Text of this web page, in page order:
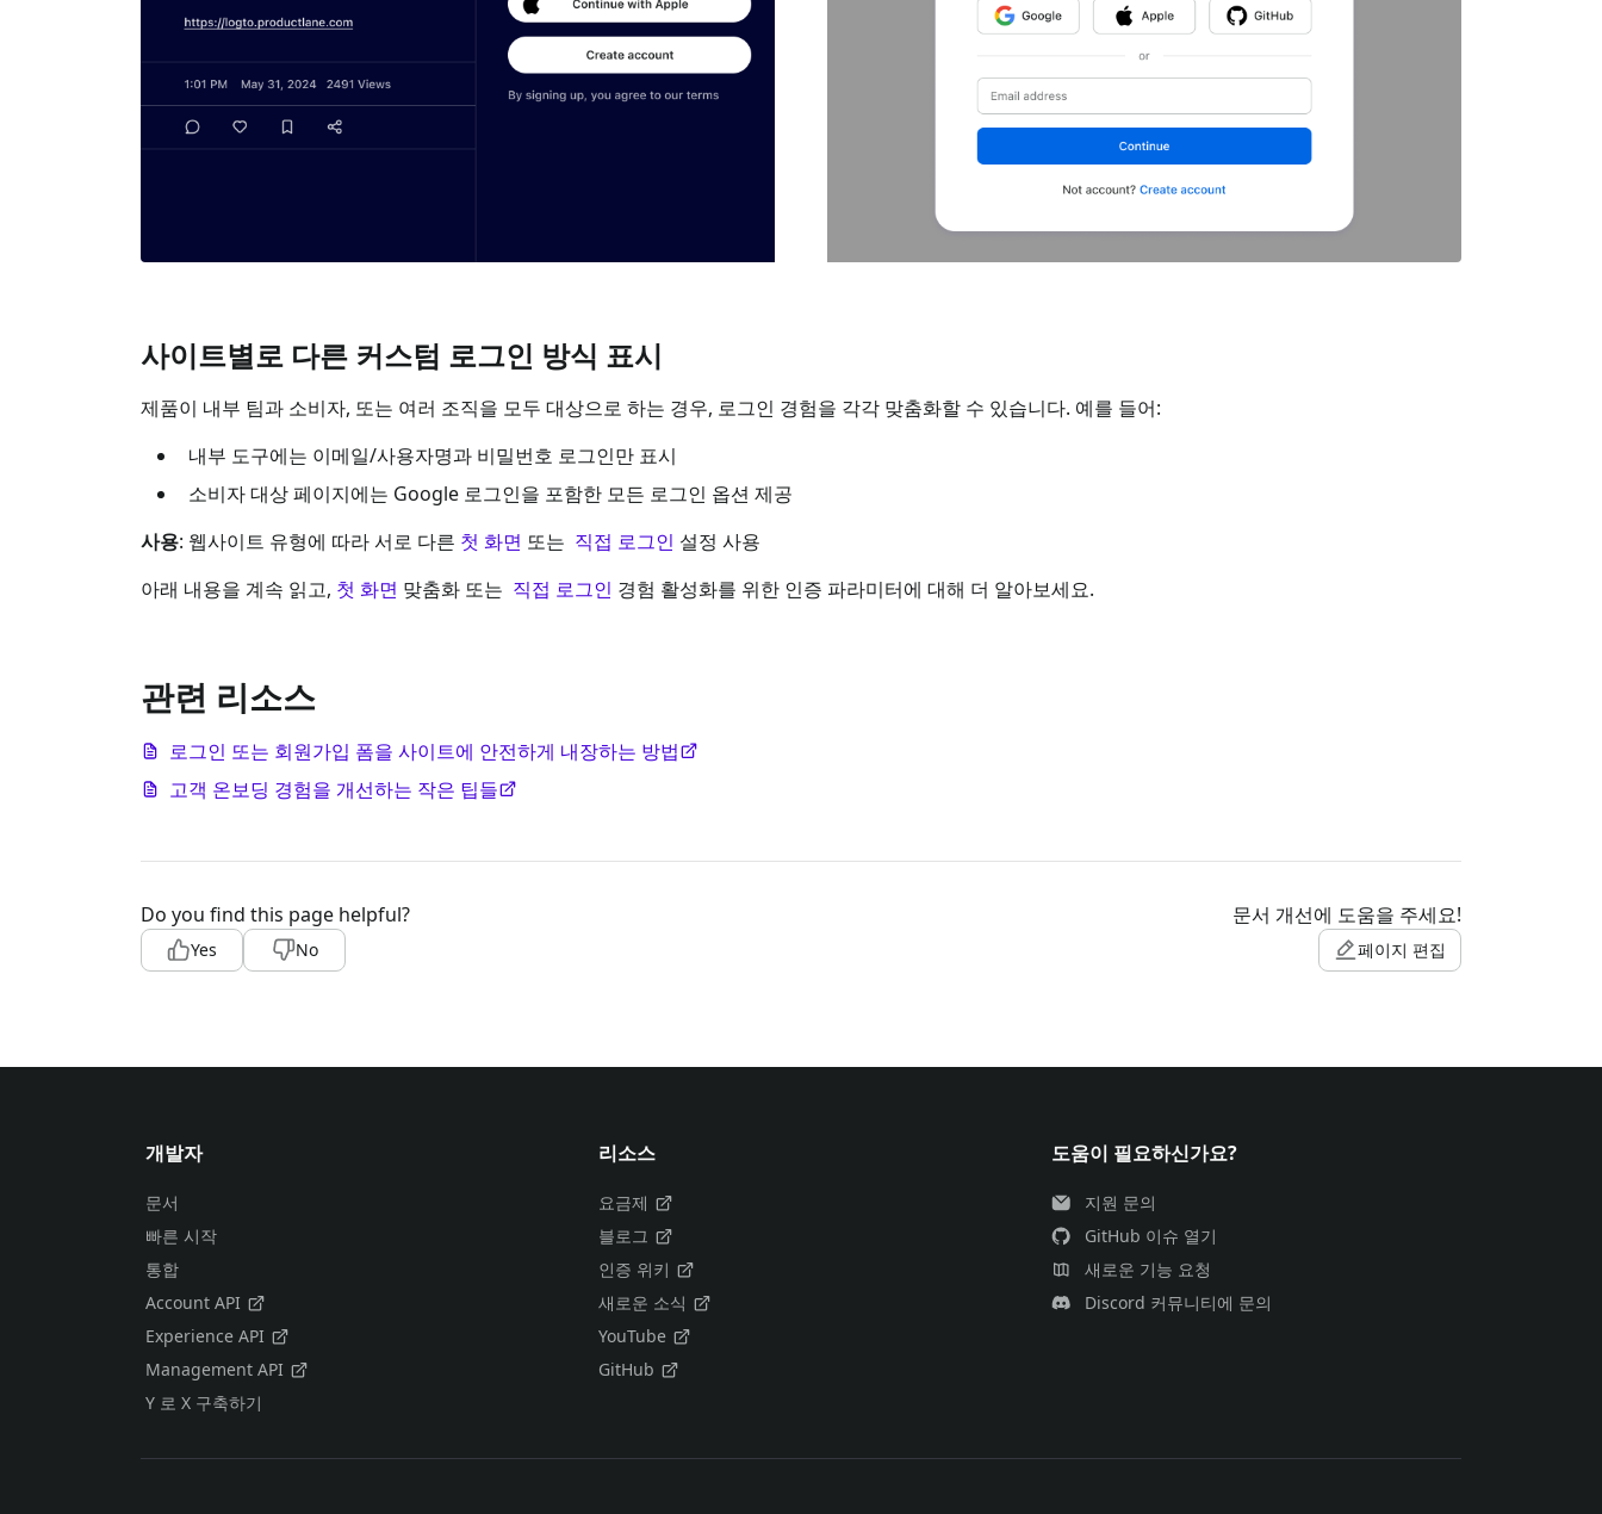
사이트별로 다른 커스텀 로그인 방식 표시
제품이 내부 팀과 소비자, 또는 여러 조직을 모두 대상으로 하는 경우, 로그인 경험을 각각 맞춤화할 수 있습니다. 예를 들어:
내부 도구에는 이메일/사용자명과 비밀번호 로그인만 표시
소비자 대상 페이지에는 Google 로그인을 포함한 모든 로그인 옵션 제공
사용: 웹사이트 유형에 따라 서로 다른 첫 화면 또는 직접 로그인 설정 사용
아래 내용을 계속 읽고, 첫 화면 맞춤화 또는 직접 로그인 경험 활성화를 위한 인증 파라미터에 대해 더 알아보세요.
관련 리소스
로그인 또는 회원가입 폼을 사이트에 안전하게 내장하는 방법
고객 온보딩 경험을 개선하는 작은 팁들
Do you find this page helpful?
Yes No
문서 개선에 도움을 주세요!
페이지 편집
개발자
문서
빠른 시작
통합
Account API
Experience API
Management API
Y 로 X 구축하기
리소스
요금제
블로그
인증 위키
새로운 소식
YouTube
GitHub
도움이 필요하신가요?
지원 문의
GitHub 이슈 열기
새로운 기능 요청
Discord 커뮤니티에 문의